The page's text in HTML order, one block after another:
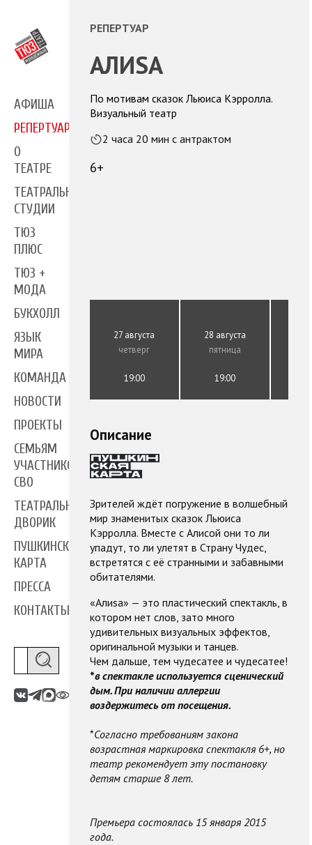
АФИША
РЕПЕРТУАР
О
ТЕАТРЕ
ТЕАТРАЛЬНЫЕ
СТУДИИ
ТЮЗ
ПЛЮС
ТЮЗ +
МОДА
БУКХОЛЛ
ЯЗЫК
МИРА
КОМАНДА
НОВОСТИ
ПРОЕКТЫ
СЕМЬЯМ
УЧАСТНИКОВ
СВО
ТЕАТРАЛЬНЫЙ
ДВОРИК
ПУШКИНСКАЯ
КАРТА
ПРЕССА
КОНТАКТЫ
РЕПЕРТУАР
АЛИSА
По мотивам сказок Льюиса Кэрролла.
Визуальный театр
2 часа 20 мин с антрактом
6+
27 августа
четверг
19:00
28 августа
пятница
19:00
Описание
Зрителей ждёт погружение в волшебный
мир знаменитых сказок Льюиса
Кэрролла. Вместе с Алисой они то ли
упадут, то ли улетят в Страну Чудес,
встретятся с её странными и забавными
обитателями.
«Алиsа» — это пластический спектакль, в
котором нет слов, зато много
удивительных визуальных эффектов,
оригинальной музыки и танцев.
Чем дальше, тем чудесатее и чудесатее!
*в спектакле используется сценический
дым. При наличии аллергии
воздержитесь от посещения.
*Согласно требованиям закона
возрастная маркировка спектакля 6+, но
театр рекомендует эту постановку
детям старше 8 лет.
Премьера состоялась 15 января 2015
года.